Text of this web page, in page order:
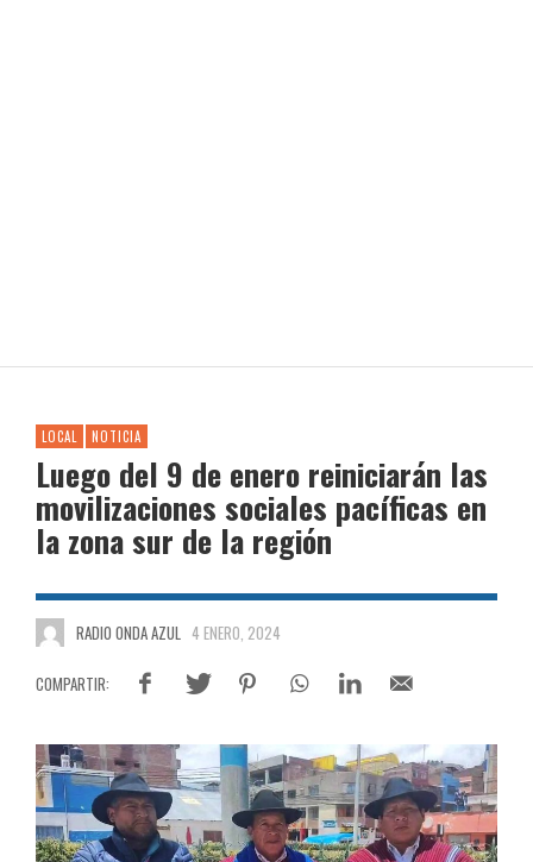
LOCAL NOTICIA
Luego del 9 de enero reiniciarán las
movilizaciones sociales pacíficas en
la zona sur de la región
RADIO ONDA AZUL 4 ENERO, 2024